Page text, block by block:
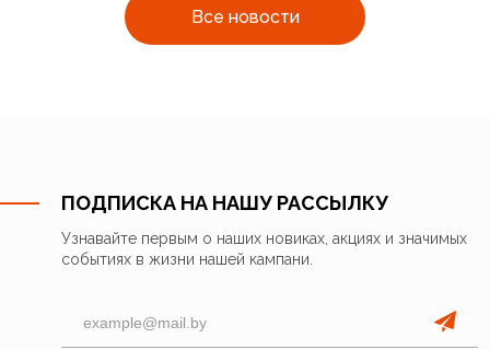
Все новости
ПОДПИСКА НА НАШУ РАССЫЛКУ
Узнавайте первым о наших новиках, акциях и значимых
событиях в жизни нашей кампани.